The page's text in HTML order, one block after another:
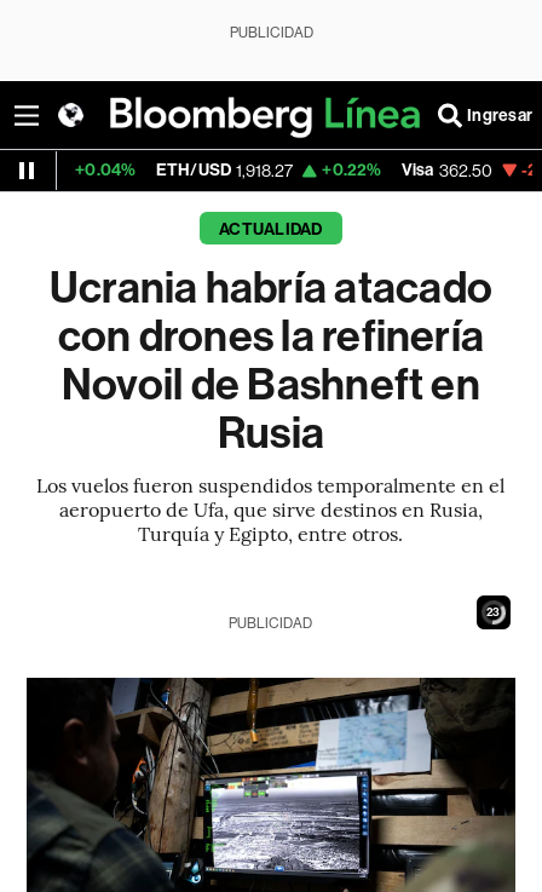
PUBLICIDAD
Ingresar
ETH/USD 1,918.27 +0.22% Visa 362.50 -2.15%
ACTUALIDAD
Ucrania habría atacado
con drones la refinería
Novoil de Bashneft en
Rusia
Los vuelos fueron suspendidos temporalmente en el
aeropuerto de Ufa, que sirve destinos en Rusia,
Turquía y Egipto, entre otros.
22
PUBLICIDAD